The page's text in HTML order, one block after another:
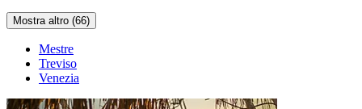
Mostra altro (66)
Mestre
Treviso
Venezia